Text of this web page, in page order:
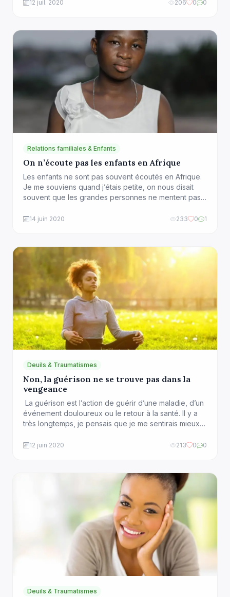
12 juil. 2020 206 0 0
Relations familiales & Enfants
On n’écoute pas les enfants en Afrique
Les enfants ne sont pas souvent écoutés en Afrique.
Je me souviens quand j’étais petite, on nous disait
souvent que les grandes personnes ne mentent pas.
contredire parce qu’elles ont toujours raison et
14 juin 2020 233 0 1
Deuils & Traumatismes
Non, la guérison ne se trouve pas dans la
vengeance
La guérison est l’action de guérir d’une maladie, d’un
événement douloureux ou le retour à la santé. Il y a
très longtemps, je pensais que je me sentirais mieux si
en prison. Il y a très longtemps je pensais que je me
12 juin 2020 213 0 0
Deuils & Traumatismes